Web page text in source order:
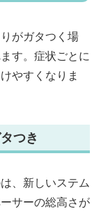
がガタつく場
す。症状ごとに
やすくなりま
つき
、新しいステム
サーの総高さが